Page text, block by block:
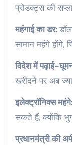
प्रोडक्ट्स की
महंगाई का डर:
सामान महंगे होंगे,
विदेश में पढ़ाई-
खरीदने पर अब
इलेक्ट्रॉनिक्स
सकते हैं, क्योंकि
प्रधानमंत्री की